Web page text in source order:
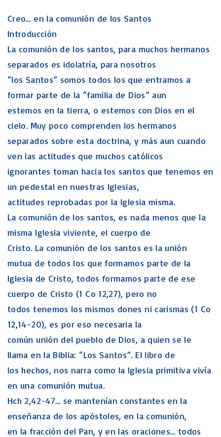
Creo… en la comunión de los Santos
Introducción
La comunión de los santos, para muchos hermanos
separados es idolatría, para nosotros
“los Santos” somos todos los que entramos a
formar parte de la “familia de Dios” aun
estemos en la tierra, o estemos con Dios en el
cielo. Muy poco comprenden los hermanos
separados sobre esta doctrina, y más aun cuando
ven las actitudes que muchos católicos
ignorantes toman hacia los santos que tenemos en
un pedestal en nuestras Iglesias,
actitudes reprobadas por la Iglesia misma.
La comunión de los santos, es nada menos que la
misma Iglesia viviente, el cuerpo de
Cristo. La comunión de los santos es la unión
mutua de todos los que formamos parte de la
Iglesia de Cristo, todos formamos parte de ese
cuerpo de Cristo (1 Co 12,27), pero no
todos tenemos los mismos dones ni carismas (1 Co
12,14-20), es por eso necesaria la
común unión del pueblo de Dios, a quien se le
llama en la Biblia: “Los Santos”. El libro de
los hechos, nos narra como la Iglesia primitiva vivía
en una comunión mutua.
Hch 2,42-47… se mantenían constantes en la
enseñanza de los apóstoles, en la comunión,
en la fracción del Pan, y en las oraciones… todos